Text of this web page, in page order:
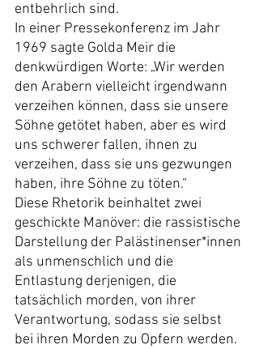
entbehrlich sind.
In einer Pressekonferenz im Jahr
1969 sagte Golda Meir die
denkwürdigen Worte: „Wir werden
den Arabern vielleicht irgendwann
verzeihen können, dass sie unsere
Söhne getötet haben, aber es wird
uns schwerer fallen, ihnen zu
verzeihen, dass sie uns gezwungen
haben, ihre Söhne zu töten.“
Diese Rhetorik beinhaltet zwei
geschickte Manöver: die rassistische
Darstellung der Palästinenser*innen
als unmenschlich und die
Entlastung derjenigen, die
tatsächlich morden, von ihrer
Verantwortung, sodass sie selbst
bei ihren Morden zu Opfern werden.